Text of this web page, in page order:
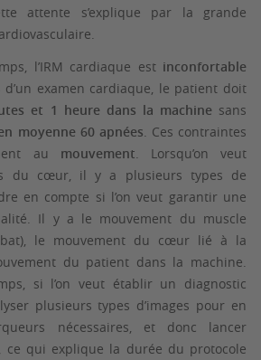
attente s’explique par la grande
l’IRM cardiaque est inconfortable
d’un examen cardiaque, le patient doit
et 1 heure dans la machine sans
moyenne 60 apnées. Ces contraintes
au mouvement. Lorsqu’on veut
du cœur, il y a plusieurs types de
en compte si l’on veut garantir une
Il y a le mouvement du muscle
bat), le mouvement du cœur lié à la
du patient dans la machine.
si l’on veut établir un diagnostic
plusieurs types d’images pour en
nécessaires, et donc lancer
ce qui explique la durée du protocole